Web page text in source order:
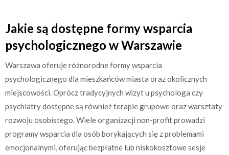
Jakie są dostępne formy wsparcia
psychologicznego w Warszawie
Warszawa oferuje różnorodne formy wsparcia
psychologicznego dla mieszkańców miasta oraz okolicznych
miejscowości. Oprócz tradycyjnych wizyt u psychologa czy
psychiatry dostępne są również terapie grupowe oraz warsztaty
rozwoju osobistego. Wiele organizacji non-profit prowadzi
programy wsparcia dla osób borykających się z problemami
emocjonalnymi, oferując bezpłatne lub niskokosztowe sesje